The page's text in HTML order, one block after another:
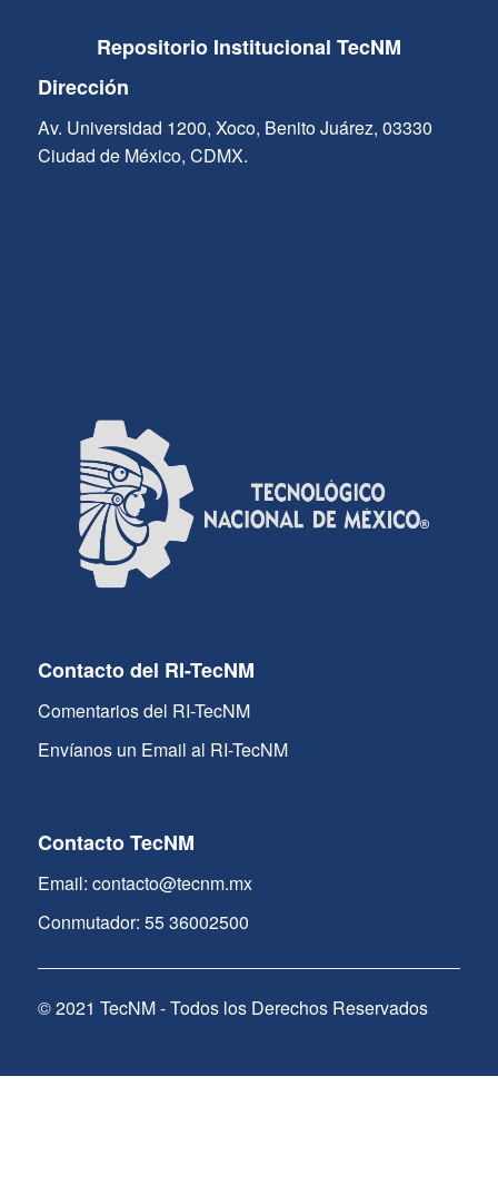
Repositorio Institucional TecNM
Dirección
Av. Universidad 1200, Xoco, Benito Juárez, 03330
Ciudad de México, CDMX.
Contacto del RI-TecNM
Comentarios del RI-TecNM
Envíanos un Email al RI-TecNM
Contacto TecNM
Email: contacto@tecnm.mx
Conmutador: 55 36002500
© 2021 TecNM - Todos los Derechos Reservados